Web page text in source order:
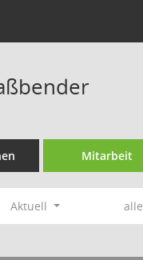
Mitarbeit
Aktuell alle